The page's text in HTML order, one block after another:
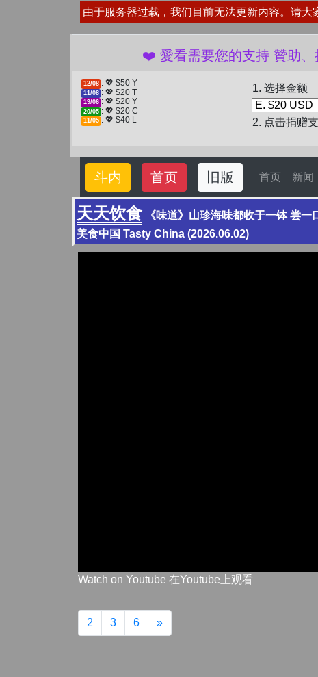
由于服务器过载，我们目前无法更新内容。请大
❤️ 愛看需要您的支持 贊助、捐贈愛
12/08 : 💖 $50 Y
11/08 : 💖 $20 T
19/06 : 💖 $20 Y
20/05 : 💖 $20 C
11/05 : 💖 $40 L
1. 选择金额
2. 点击捐赠
斗内 首页 旧版 首页 新闻
天天饮食
《味道》山珍海味都收于一钵 尝
美食中国 Tasty China (2026.06.02)
Watch on Youtube 在Youtube上观看
2 3 6 »